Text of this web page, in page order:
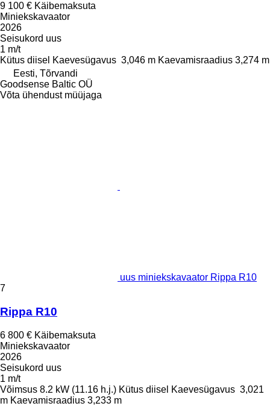
9 100 € Käibemaksuta
Miniekskavaator
2026
Seisukord uus
1 m/t
Kütus diisel Kaevesügavus 3,046 m Kaevamisraadius 3,274 m
Eesti, Tõrvandi
Goodsense Baltic OÜ
Võta ühendust müüjaga
uus miniekskavaator Rippa R10
7
Rippa R10
6 800 € Käibemaksuta
Miniekskavaator
2026
Seisukord uus
1 m/t
Võimsus 8.2 kW (11.16 h.j.) Kütus diisel Kaevesügavus 3,021
m Kaevamisraadius 3,233 m